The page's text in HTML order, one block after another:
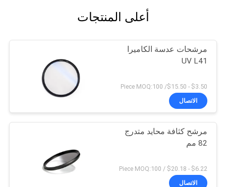
أعلى المنتجات
مرشحات عدسة الكاميرا
UV L41
$3.50 - $15.50/ Piece MOQ:100
الاتصال
مرشح كثافة محايد متدرج
82 مم
$6.22 - $20.18 / Piece MOQ:100
الاتصال